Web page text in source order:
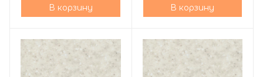
В корзину В корзину